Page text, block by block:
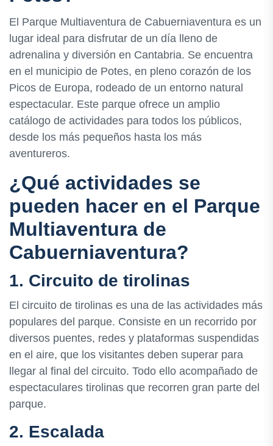
El Parque Multiaventura de Cabuerniaventura es un
lugar ideal para disfrutar de un día lleno de
adrenalina y diversión en Cantabria. Se encuentra
en el municipio de Potes, en pleno corazón de los
Picos de Europa, rodeado de un entorno natural
espectacular. Este parque ofrece un amplio
catálogo de actividades para todos los públicos,
desde los más pequeños hasta los más
aventureros.
¿Qué actividades se
pueden hacer en el Parque
Multiaventura de
Cabuerniaventura?
1. Circuito de tirolinas
El circuito de tirolinas es una de las actividades más
populares del parque. Consiste en un recorrido por
diversos puentes, redes y plataformas suspendidas
en el aire, que los visitantes deben superar para
llegar al final del circuito. Todo ello acompañado de
espectaculares tirolinas que recorren gran parte del
parque.
2. Escalada